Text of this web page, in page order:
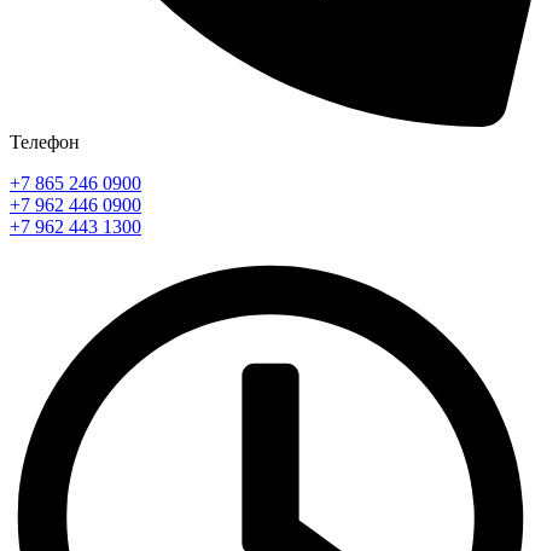
Телефон
+7 865 246 0900
+7 962 446 0900
+7 962 443 1300